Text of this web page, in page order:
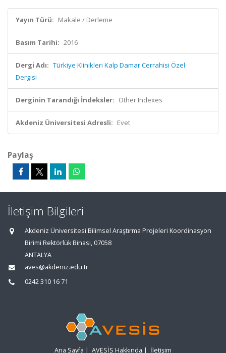
Yayın Türü: Makale / Derleme
Basım Tarihi: 2016
Dergi Adı: Türkiye Klinikleri Kalp Damar Cerrahisi Özel
Dergisi
Derginin Tarandığı İndeksler: Other Indexes
Akdeniz Üniversitesi Adresli: Evet
Paylaş
İletişim Bilgileri
Akdeniz Üniversitesi Bilimsel Araştırma Projeleri Koordinasyon
Birimi Rektörlük Binası, 07058
ANTALYA
aves@akdeniz.edu.tr
0242 310 16 71
Ana Sayfa | AVESİS Hakkında | İletişim